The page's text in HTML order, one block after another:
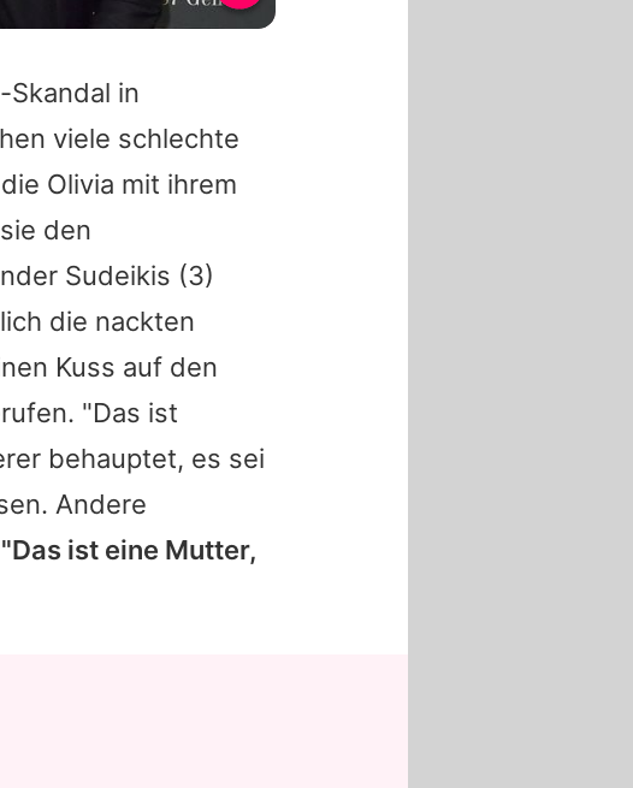
Skandal in
viele schlechte
Olivia mit ihrem
den
Sudeikis (3)
die nackten
Kuss auf den
"Das ist
behauptet, es sei
Andere
"Das ist eine Mutter,